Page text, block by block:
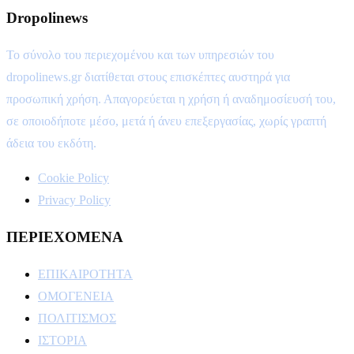
Dropolinews
Το σύνολο του περιεχομένου και των υπηρεσιών του
dropolinews.gr διατίθεται στους επισκέπτες αυστηρά για
προσωπική χρήση. Απαγορεύεται η χρήση ή αναδημοσίευσή του,
σε οποιοδήποτε μέσο, μετά ή άνευ επεξεργασίας, χωρίς γραπτή
άδεια του εκδότη.
Cookie Policy
Privacy Policy
ΠΕΡΙΕΧΟΜΕΝΑ
ΕΠΙΚΑΙΡΟΤΗΤΑ
ΟΜΟΓΕΝΕΙΑ
ΠΟΛΙΤΙΣΜΟΣ
ΙΣΤΟΡΙΑ